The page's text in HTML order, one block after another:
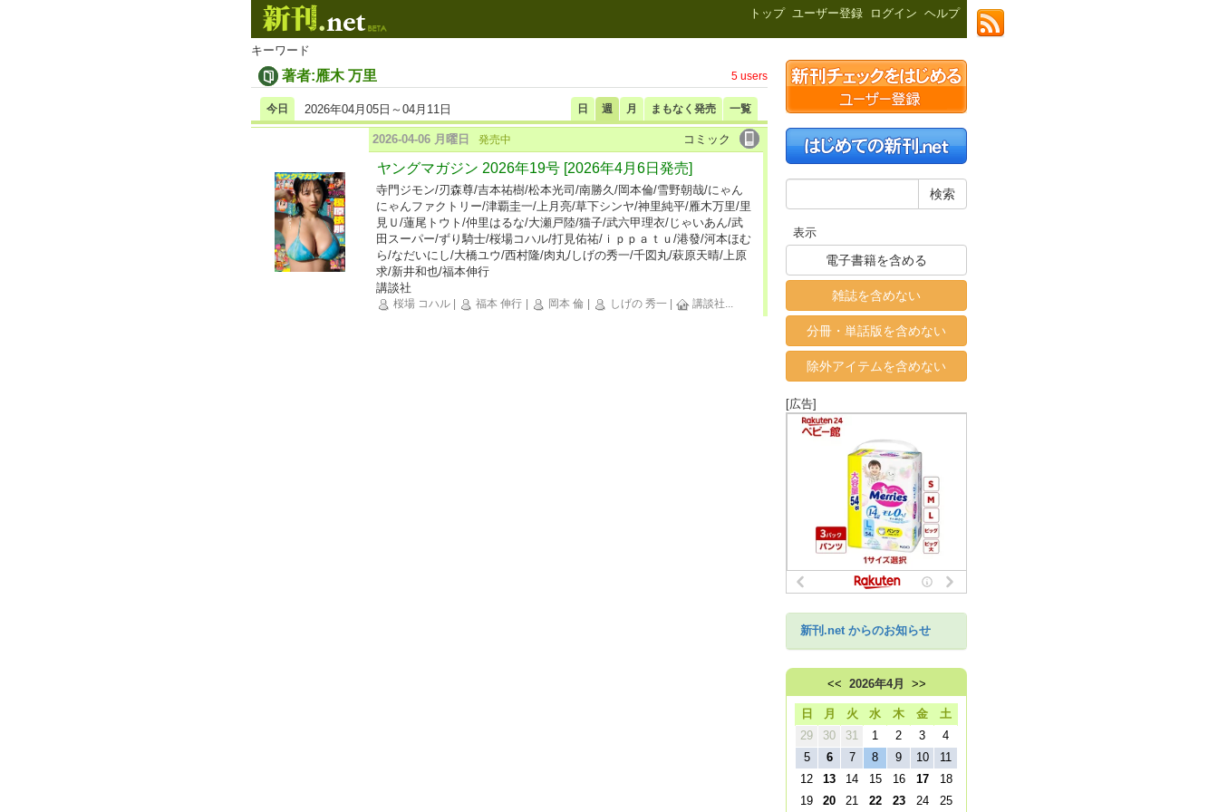
トップ ユーザー登録 ログイン ヘルプ
キーワード
著者:雁木 万里 5 users
日 週 月 まもなく発売 一覧
今日 2026年04月05日～04月11日
コミック
2026-04-06 月曜日 発売中
ヤングマガジン 2026年19号 [2026年4月6日発売]
寺門ジモン/刃森尊/吉本祐樹/松本光司/南勝久/岡本倫/雪野朝哉/にゃん
にゃんファクトリー/津覇圭一/上月亮/草下シンヤ/神里純平/雁木万里/里
見Ｕ/蓮尾トウト/仲里はるな/大瀬戸陸/猫子/武六甲理衣/じゃいあん/武
田スーパー/ずり騎士/桜場コハル/打見佑祐/ｉｐｐａｔｕ/港發/河本ほむ
ら/なだいにし/大橋ユウ/西村隆/肉丸/しげの秀一/千図丸/萩原天晴/上原
求/新井和也/福本伸行
講談社
桜場 コハル 福本 伸行 岡本 倫 しげの 秀一 講談社...
表示
電子書籍を含める
雑誌を含めない
分冊・単話版を含めない
除外アイテムを含めない
[広告]
新刊.net からのお知らせ
<< 2026年4月 >>
日 月 火 水 木 金
土
29
30 31 1 2 3
4
5
6 7 8 9 10
11
12
13 14 15 16 17
18
19
20 21 22 23 24 25